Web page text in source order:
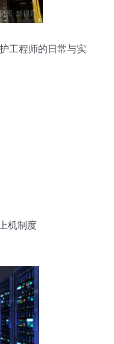
工程师的日常与实
机制度